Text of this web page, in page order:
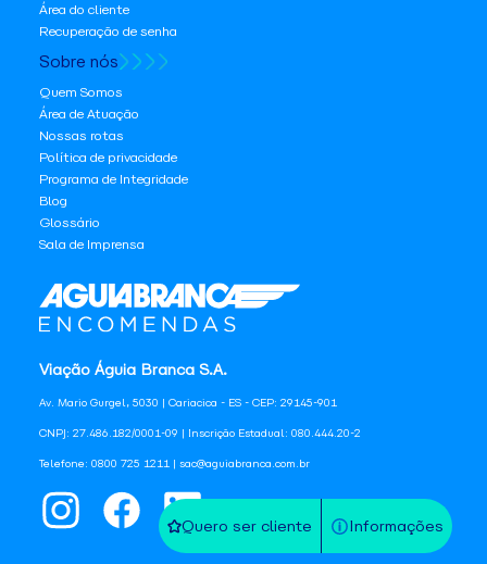
Quero ser cliente Informações
Viação Águia Branca S.A.
Av. Mario Gurgel, 5030 | Cariacica - ES - CEP: 29145-901
CNPJ: 27.486.182/0001-09 | Inscrição Estadual: 080.444.20-2
Telefone: 0800 725 1211 | sac@aguiabranca.com.br
Área do cliente
Recuperação de senha
Sobre nós
Quem Somos
Área de Atuação
Nossas rotas
Política de privacidade
Programa de Integridade
Blog
Glossário
Sala de Imprensa